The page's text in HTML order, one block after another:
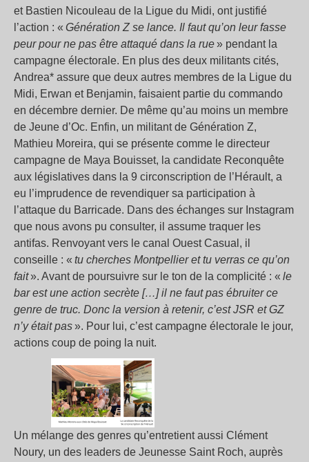
et Bastien Nicouleau de la Ligue du Midi, ont justifié
l’action : « Génération Z se lance. Il faut qu’on leur fasse
peur pour ne pas être attaqué dans la rue» pendant la
campagne électorale. En plus des deux militants cités,
Andrea* assure que deux autres membres de la Ligue du
Midi, Erwan et Benjamin, faisaient partie du commando
en décembre dernier. De même qu’au moins un membre
de Jeune d’Oc. Enfin, un militant de Génération Z,
Mathieu Moreira, qui se présente comme le directeur
campagne de Maya Bouisset, la candidate Reconquête
aux législatives dans la 9 circonscription de l’Hérault, a
eu l’imprudence de revendiquer sa participation à
l’attaque du Barricade. Dans des échanges sur Instagram
que nous avons pu consulter, il assume traquer les
antifas. Renvoyant vers le canal Ouest Casual, il
conseille : « tu cherches Montpellier et tu verras ce qu’on
fait». Avant de poursuivre sur le ton de la complicité : « le
bar est une action secrète […] il ne faut pas ébruiter ce
genre de truc. Donc la version à retenir, c’est JSR et GZ
n’y était pas». Pour lui, c’est campagne électorale le jour,
actions coup de poing la nuit.
Un mélange des genres qu’entretient aussi Clément
Noury, un des leaders de Jeunesse Saint Roch, auprès